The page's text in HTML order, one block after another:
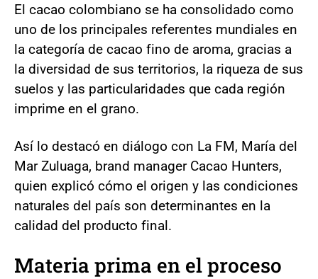
El cacao colombiano se ha consolidado como
uno de los principales referentes mundiales en
la categoría de cacao fino de aroma, gracias a
la diversidad de sus territorios, la riqueza de sus
suelos y las particularidades que cada región
imprime en el grano.
Así lo destacó en diálogo con La FM, María del
Mar Zuluaga, brand manager Cacao Hunters,
quien explicó cómo el origen y las condiciones
naturales del país son determinantes en la
calidad del producto final.
Materia prima en el proceso